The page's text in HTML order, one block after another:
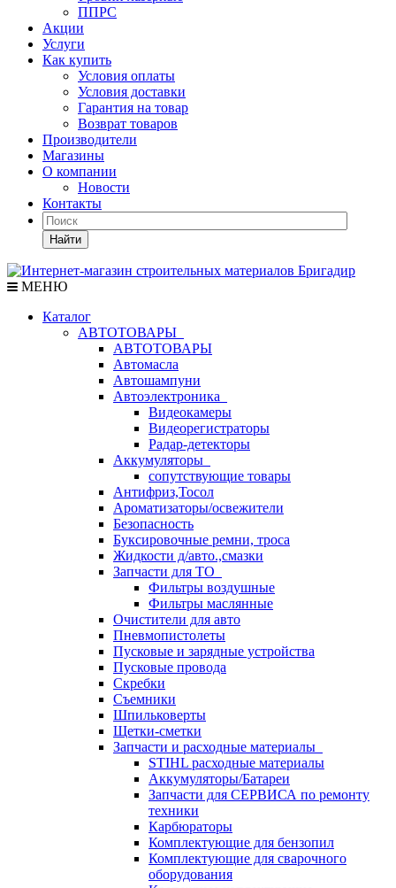
ППРС
Акции
Услуги
Как купить
Условия оплаты
Условия доставки
Гарантия на товар
Возврат товаров
Производители
Магазины
О компании
Новости
Контакты
Найти
МЕНЮ
Каталог
АВТОТОВАРЫ
АВТОТОВАРЫ
Автомасла
Автошампуни
Автоэлектроника
Видеокамеры
Видеорегистраторы
Радар-детекторы
Аккумуляторы
сопутствующие товары
Антифриз,Тосол
Ароматизаторы/освежители
Безопасность
Буксировочные ремни, троса
Жидкости д/авто.,смазки
Запчасти для ТО
Фильтры воздушные
Фильтры маслянные
Очистители для авто
Пневмопистолеты
Пусковые и зарядные устройства
Пусковые провода
Скребки
Съемники
Шпильковерты
Щетки-сметки
Запчасти и расходные материалы
STIHL расходные материалы
Аккумуляторы/Батареи
Запчасти для СЕРВИСА по ремонту
техники
Карбюраторы
Комплектующие для бензопил
Комплектующие для сварочного
оборудования